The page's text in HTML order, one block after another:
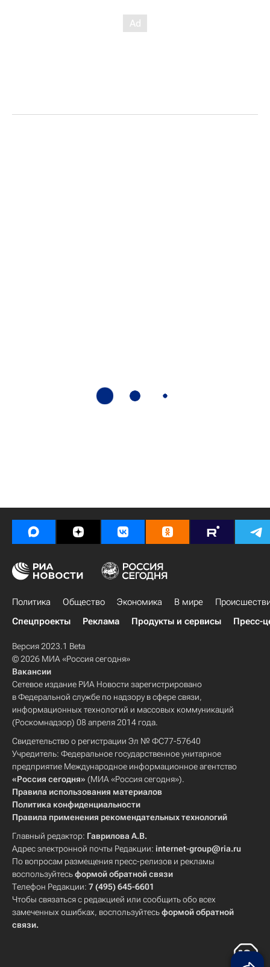
Политика Общество Экономика В мире
Спецпроекты
Реклама Продукты и сервисы Пресс-
Версия 2023.1 Beta
© 2026 МИА «Россия сегодня»
Вакансии
Сетевое издание РИА Новости зарегистрировано
в Федеральной службе по надзору в сфере связи,
информационных технологий и массовых коммуникаций
(Роскомнадзор) 08 апреля 2014 года.
Свидетельство о регистрации Эл № ФС77-57640
Учредитель: Федеральное государственное унитарное
предприятие Международное информационное агентство
«Россия сегодня» (МИА «Россия сегодня»).
Правила использования материалов
Политика конфиденциальности
Правила применения рекомендательных технологий
Главный редактор: Гаврилова А.В.
Адрес электронной почты Редакции: internet-group@ria.ru
По вопросам размещения пресс-релизов и рекламы
воспользуйтесьформой обратной связи
Телефон Редакции: 7 (495) 645-6601
Чтобы связаться с редакцией или сообщить обо всех
замеченных ошибках, воспользуйтесьформой обратной
связи.